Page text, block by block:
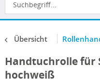
Übersicht
Handtuchrolle für
hochweiß